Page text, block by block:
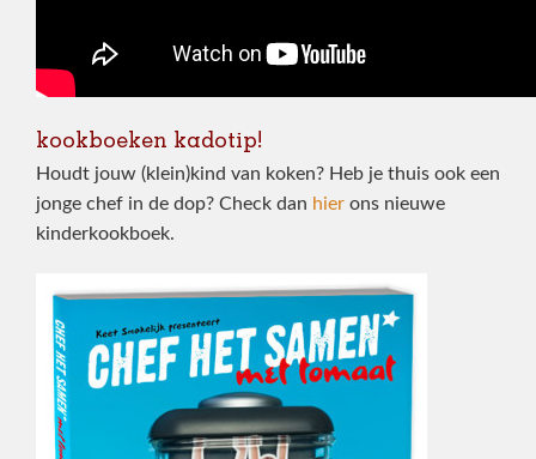
kookboeken kadotip!
Houdt jouw (klein)kind van koken? Heb je thuis ook een
jonge chef in de dop? Check dan hier ons nieuwe
kinderkookboek.